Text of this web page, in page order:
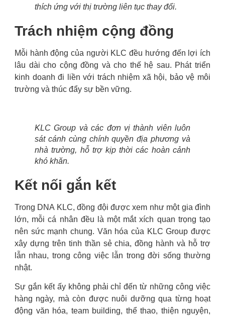
thích ứng với thị trường liên tục thay đổi.
Trách nhiệm cộng đồng
Mỗi hành động của người KLC đều hướng đến lợi ích
lâu dài cho cộng đồng và cho thế hệ sau. Phát triển
kinh doanh đi liền với trách nhiệm xã hội, bảo vệ môi
trường và thúc đẩy sự bền vững.
KLC Group và các đơn vị thành viên luôn
sát cánh cùng chính quyền địa phương và
nhà trường, hỗ trợ kịp thời các hoàn cảnh
khó khăn.
Kết nối gắn kết
Trong DNA KLC, đồng đội được xem như một gia đình
lớn, mỗi cá nhân đều là một mắt xích quan trọng tạo
nên sức mạnh chung. Văn hóa của KLC Group được
xây dựng trên tinh thần sẻ chia, đồng hành và hỗ trợ
lẫn nhau, trong công việc lẫn trong đời sống thường
nhật.
Sự gắn kết ấy không phải chỉ đến từ những công việc
hàng ngày, mà còn được nuôi dưỡng qua từng hoạt
động văn hóa, team building, thể thao, thiện nguyện,